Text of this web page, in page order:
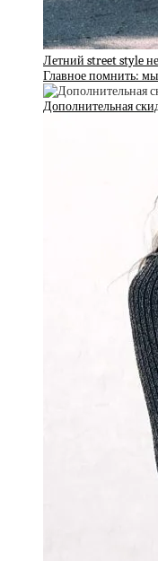
Летний street style не
Главное помнить:
Дополнительная